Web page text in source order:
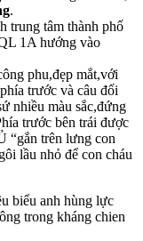
.
trung tâm thành phố
1A hướng vào
phu,đẹp mắt,với
trước và câu đối
nhiều màu sắc,đứng
trước bên trái được
“gắn trên lưng con
lầu nhỏ để con cháu
biểu anh hùng lực
trong kháng chien